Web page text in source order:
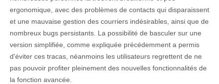
ergonomique, avec des problèmes de contacts qui disparaissent
et une mauvaise gestion des courriers indésirables, ainsi que de
nombreux bugs persistants. La possibilité de basculer sur une
version simplifiée, comme expliquée précédemment a permis
d'éviter ces tracas, néanmoins les utilisateurs regrettent de ne
pas pouvoir profiter pleinement des nouvelles fonctionnalités de
la fonction avancée.